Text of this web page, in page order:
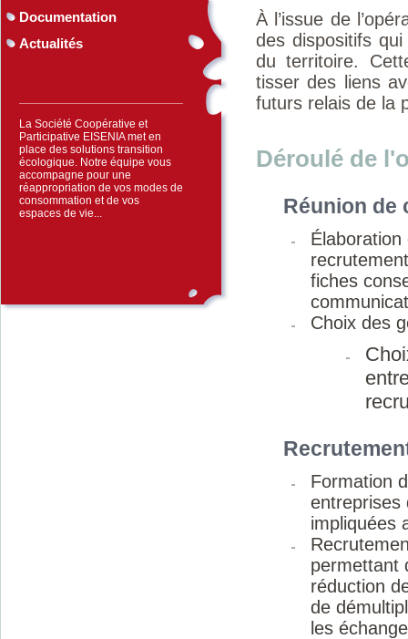
Documentation
Actualités
La Société Coopérative et
Participative EISENIA met en
place des solutions transition
écologique. Notre équipe vous
accompagne pour une
réappropriation de vos modes de
consommation et de vos
espaces de vie...
À l’issue de
des dispositifs
du territoire.
tisser des liens
futurs relais de la
Déroulé de
Réunion de
fiches
Choix des
Formation
entreprises
impliquées
permettant
réduction
de
les